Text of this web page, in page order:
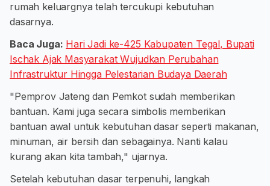
rumah keluargnya telah tercukupi kebutuhan
dasarnya.
Baca Juga: Hari Jadi ke-425 Kabupaten Tegal, Bupati
Ischak Ajak Masyarakat Wujudkan Perubahan
Infrastruktur Hingga Pelestarian Budaya Daerah
"Pemprov Jateng dan Pemkot sudah memberikan
bantuan. Kami juga secara simbolis memberikan
bantuan awal untuk kebutuhan dasar seperti makanan,
minuman, air bersih dan sebagainya. Nanti kalau
kurang akan kita tambah," ujarnya.
Setelah kebutuhan dasar terpenuhi, langkah